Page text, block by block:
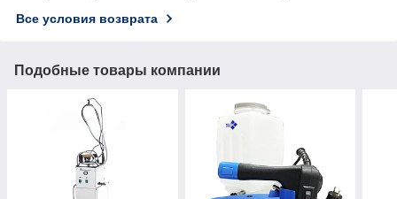
Все условия возврата
Подобные товары компании